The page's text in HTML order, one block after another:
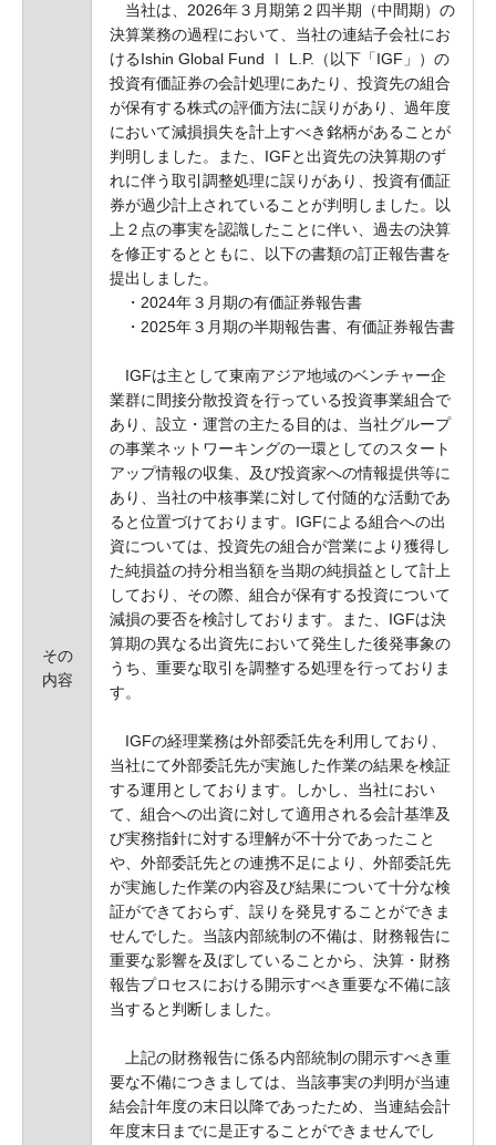
その
内容
当社は、2026年３月期第２四半期（中間期）の
決算業務の過程において、当社の連結子会社にお
けるIshin Global Fund Ⅰ L.P.（以下「IGF」）の
投資有価証券の会計処理にあたり、投資先の組合
が保有する株式の評価方法に誤りがあり、過年度
において減損損失を計上すべき銘柄があることが
判明しました。また、IGFと出資先の決算期のず
れに伴う取引調整処理に誤りがあり、投資有価証
券が過少計上されていることが判明しました。以
上２点の事実を認識したことに伴い、過去の決算
を修正するとともに、以下の書類の訂正報告書を
提出しました。
・2024年３月期の有価証券報告書
・2025年３月期の半期報告書、有価証券報告書
IGFは主として東南アジア地域のベンチャー企
業群に間接分散投資を行っている投資事業組合で
あり、設立・運営の主たる目的は、当社グループ
の事業ネットワーキングの一環としてのスタート
アップ情報の収集、及び投資家への情報提供等に
あり、当社の中核事業に対して付随的な活動であ
ると位置づけております。IGFによる組合への出
資については、投資先の組合が営業により獲得し
た純損益の持分相当額を当期の純損益として計上
しており、その際、組合が保有する投資について
減損の要否を検討しております。また、IGFは決
算期の異なる出資先において発生した後発事象の
うち、重要な取引を調整する処理を行っておりま
す。
IGFの経理業務は外部委託先を利用しており、
当社にて外部委託先が実施した作業の結果を検証
する運用としております。しかし、当社におい
て、組合への出資に対して適用される会計基準及
び実務指針に対する理解が不十分であったこと
や、外部委託先との連携不足により、外部委託先
が実施した作業の内容及び結果について十分な検
証ができておらず、誤りを発見することができま
せんでした。当該内部統制の不備は、財務報告に
重要な影響を及ぼしていることから、決算・財務
報告プロセスにおける開示すべき重要な不備に該
当すると判断しました。
上記の財務報告に係る内部統制の開示すべき重
要な不備につきましては、当該事実の判明が当連
結会計年度の末日以降であったため、当連結会計
年度末日までに是正することができませんでし